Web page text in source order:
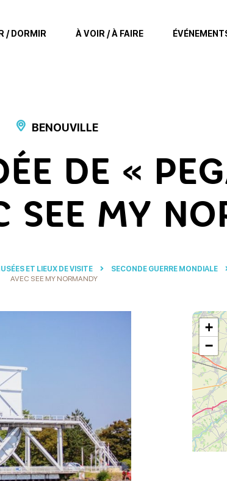
/ DORMIR À VOIR / À FAIRE
BENOUVILLE
DE «
SEE MY
ET LIEUX DE VISITE SECONDE GUERRE MONDIALE
AVEC SEE MY NORMANDY
+
−